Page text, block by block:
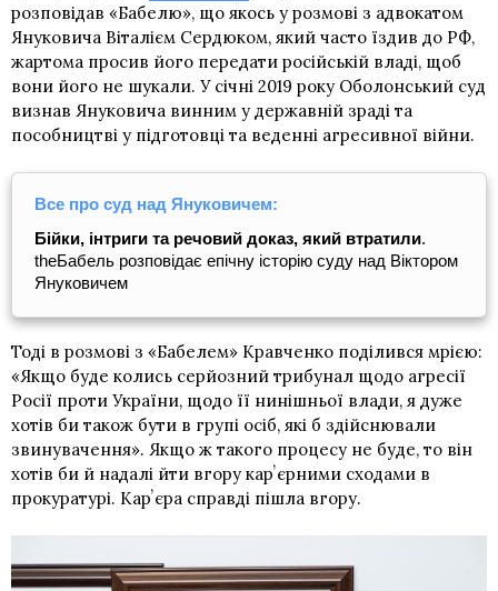
розповідав «Бабелю», що якось у розмові з адвокатом
Януковича Віталієм Сердюком, який часто їздив до РФ,
жартома просив його передати російській владі, щоб
вони його не шукали. У січні 2019 року Оболонський суд
визнав Януковича винним у державній зраді та
пособництві у підготовці та веденні агресивної війни.
Все про суд над Януковичем:
Бійки, інтриги та речовий доказ, який втратили.
theБабель розповідає епічну історію суду над Віктором
Януковичем
Тоді в розмові з «Бабелем» Кравченко поділився мрією:
«Якщо буде колись серйозний трибунал щодо агресії
Росії проти України, щодо її нинішньої влади, я дуже
хотів би також бути в групі осіб, які б здійснювали
звинувачення». Якщо ж такого процесу не буде, то він
хотів би й надалі йти вгору карʼєрними сходами в
прокуратурі. Карʼєра справді пішла вгору.